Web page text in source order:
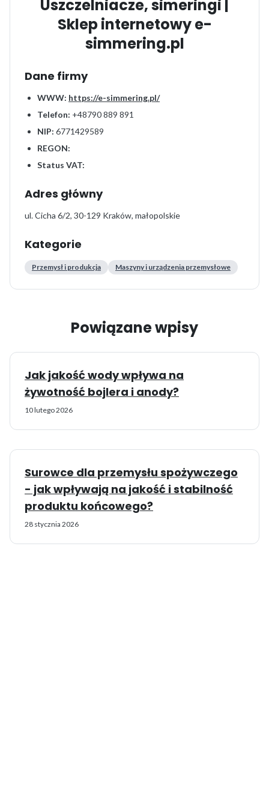
Uszczelniacze, simeringi |
Sklep internetowy e-
simmering.pl
Dane firmy
WWW: https://e-simmering.pl/
Telefon: +48790 889 891
NIP: 6771429589
REGON:
Status VAT:
Adres główny
ul. Cicha 6/2, 30-129 Kraków, małopolskie
Kategorie
Przemysł i produkcja Maszyny i urządzenia przemysłowe
Powiązane wpisy
Jak jakość wody wpływa na
żywotność bojlera i anody?
10 lutego 2026
Surowce dla przemysłu spożywczego
- jak wpływają na jakość i stabilność
produktu końcowego?
28 stycznia 2026